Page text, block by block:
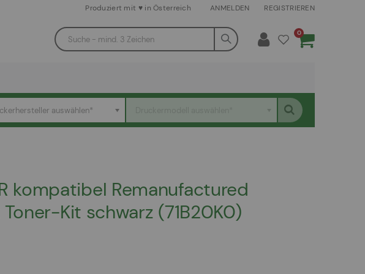
Produziert mit ♥ in Österreich ANMELDEN REGISTRIEREN
Warenkorb
0Artikel
auswählen*
kompatibel Remanufactured
Kit schwarz (71B20K0)